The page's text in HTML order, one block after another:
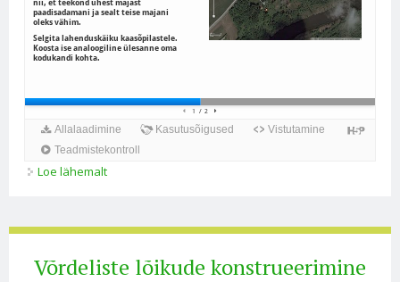
Loe lähemalt
Võrdeliste lõikude konstrueerimine